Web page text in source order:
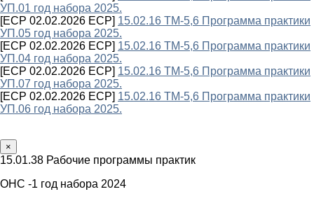
УП.01 год набора 2025.
[ECP 02.02.2026 ECP] 15.02.16 ТМ-5,6 Программа практики
УП.05 год набора 2025.
[ECP 02.02.2026 ECP] 15.02.16 ТМ-5,6 Программа практики
УП.04 год набора 2025.
[ECP 02.02.2026 ECP] 15.02.16 ТМ-5,6 Программа практики
УП.07 год набора 2025.
[ECP 02.02.2026 ECP] 15.02.16 ТМ-5,6 Программа практики
УП.06 год набора 2025.
×
15.01.38 Рабочие программы практик
ОНС -1 год набора 2024